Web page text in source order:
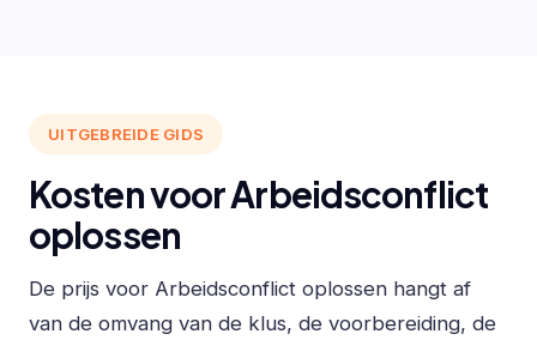
UITGEBREIDE GIDS
Kosten voor Arbeidsconflict
oplossen
De prijs voor Arbeidsconflict oplossen hangt af
van de omvang van de klus, de voorbereiding, de